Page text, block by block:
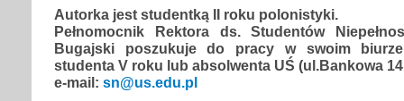
Autorka jest studentką II roku polonistyki.
Pełnomocnik Rektora ds. Studentów
Bugajski poszukuje do pracy w swoim biurze
studenta V roku lub absolwenta UŚ (ul.Bankowa
e-mail: sn@us.edu.pl